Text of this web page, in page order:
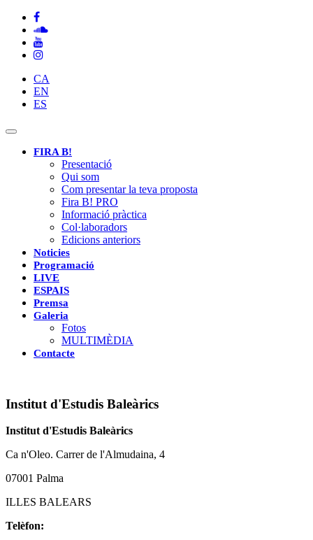
CA
EN
ES
Toggle
navigationFIRA B!
Presentació
Qui som
Com presentar la teva proposta
Fira B! PRO
Informació pràctica
Col·laboradors
Edicions anteriors
Noticies
Programació
LIVE
ESPAIS
Premsa
Galeria
Fotos
MULTIMÈDIA
Contacte
Institut d'Estudis Baleàrics
Institut d'Estudis Baleàrics
Ca n'Oleo. Carrer de l'Almudaina, 4
07001 Palma
ILLES BALEARS
Telèfon: